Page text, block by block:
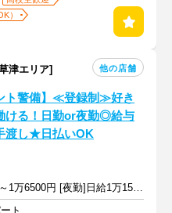
）
津エリア] 他の店舗
ト警備】≪登録制≫好き
ける！日勤or夜勤◎給与
渡し★日払いOK
[日勤]日給9500～1万6500円 [夜勤]日給1万1500～1万9500円
ト